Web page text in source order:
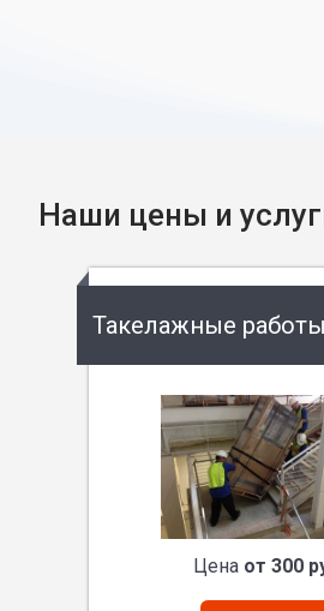
Наши цены и
Такелажные
Цена от 300